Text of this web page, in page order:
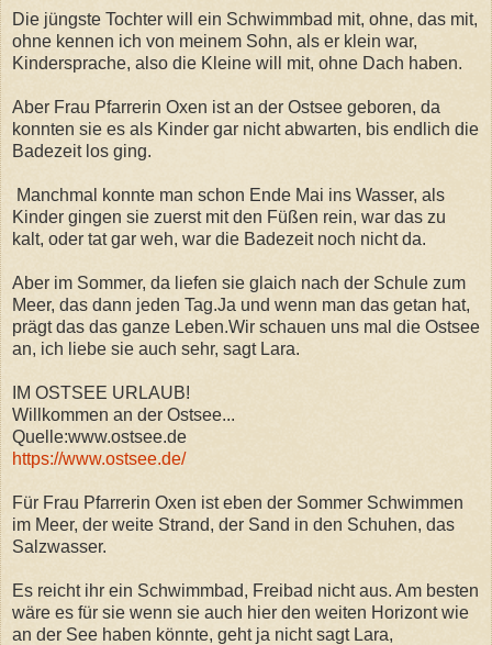
Die jüngste Tochter will ein Schwimmbad mit, ohne, das mit,
ohne kennen ich von meinem Sohn, als er klein war,
Kindersprache, also die Kleine will mit, ohne Dach haben.
Aber Frau Pfarrerin Oxen ist an der Ostsee geboren, da
konnten sie es als Kinder gar nicht abwarten, bis endlich die
Badezeit los ging.
Manchmal konnte man schon Ende Mai ins Wasser, als
Kinder gingen sie zuerst mit den Füßen rein, war das zu
kalt, oder tat gar weh, war die Badezeit noch nicht da.
Aber im Sommer, da liefen sie glaich nach der Schule zum
Meer, das dann jeden Tag.Ja und wenn man das getan hat,
prägt das das ganze Leben.Wir schauen uns mal die Ostsee
an, ich liebe sie auch sehr, sagt Lara.
IM OSTSEE URLAUB!
Willkommen an der Ostsee...
Quelle:www.ostsee.de
https://www.ostsee.de/
Für Frau Pfarrerin Oxen ist eben der Sommer Schwimmen
im Meer, der weite Strand, der Sand in den Schuhen, das
Salzwasser.
Es reicht ihr ein Schwimmbad, Freibad nicht aus. Am besten
wäre es für sie wenn sie auch hier den weiten Horizont wie
an der See haben könnte, geht ja nicht sagt Lara,